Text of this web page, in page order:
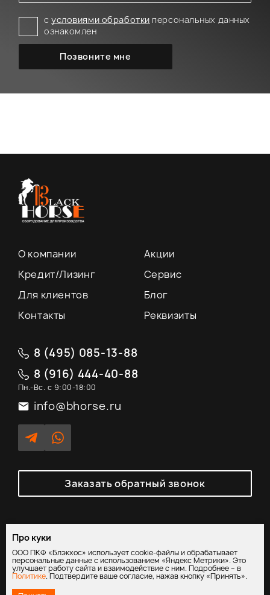
сусловиями обработки персональных данных
ознакомлен
О компании
Акции
Кредит/Лизинг
Сервис
Для клиентов
Блог
Контакты
Реквизиты
8 (495) 085-13-88
8 (916) 444-40-88
Пн.-Вс. с 9:00-18:00
info@bhorse.ru
Заказать обратный звонок
Политика обработки персональных данных
обработку персональных данных
Про куки
ООО ПКФ «Блэкхос» использует cookie-файлы и обрабатывает
персональные данные с использованием «Яндекс Метрики». Это
улучшает работу сайта и взаимодействие с ним. Подробнее – в
Политике. Подтвердите ваше согласие, нажав кнопку «Принять».